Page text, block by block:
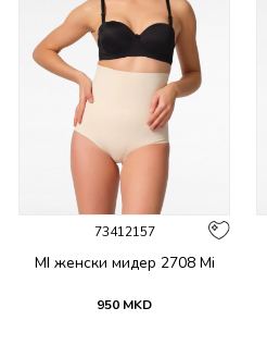
73412157
MI женски мидер 2708 Mi
950 MKD